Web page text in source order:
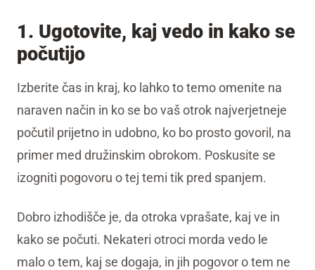
1. Ugotovite, kaj vedo in kako se
počutijo
Izberite čas in kraj, ko lahko to temo omenite na
naraven način in ko se bo vaš otrok najverjetneje
počutil prijetno in udobno, ko bo prosto govoril, na
primer med družinskim obrokom. Poskusite se
izogniti pogovoru o tej temi tik pred spanjem.
Dobro izhodišče je, da otroka vprašate, kaj ve in
kako se počuti. Nekateri otroci morda vedo le
malo o tem, kaj se dogaja, in jih pogovor o tem ne